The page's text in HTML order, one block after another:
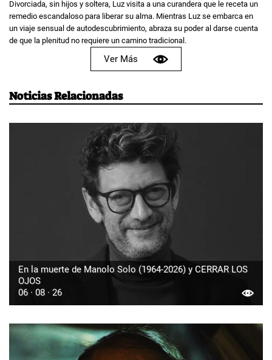
Divorciada, sin hijos y soltera, Luz visita a una curandera que le receta un
remedio escandaloso para liberar su alma. Mientras Luz se embarca en
un viaje sensual de autodescubrimiento, abraza su poder al darse cuenta
de que la plenitud no requiere un camino tradicional.
Ver Más
Noticias Relacionadas
En la muerte de Manolo Solo (1964-2026) y CERRAR LOS
OJOS
06 · 08 · 26